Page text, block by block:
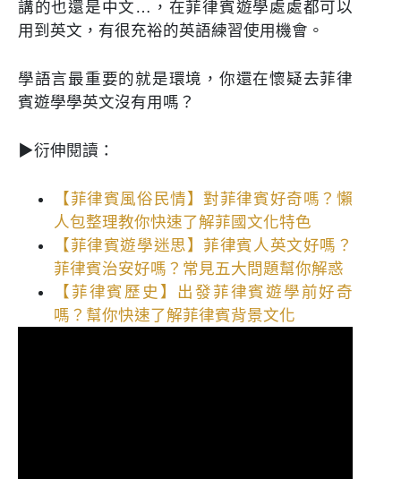
講的也還是中文…，在菲律賓遊學處處都可以
用到英文，有很充裕的英語練習使用機會。
學語言最重要的就是環境，你還在懷疑去菲律
賓遊學學英文沒有用嗎？
▶衍伸閱讀：
【菲律賓風俗民情】對菲律賓好奇嗎？懶
人包整理教你快速了解菲國文化特色
【菲律賓遊學迷思】菲律賓人英文好嗎？
菲律賓治安好嗎？常見五大問題幫你解惑
【菲律賓歷史】出發菲律賓遊學前好奇
嗎？幫你快速了解菲律賓背景文化